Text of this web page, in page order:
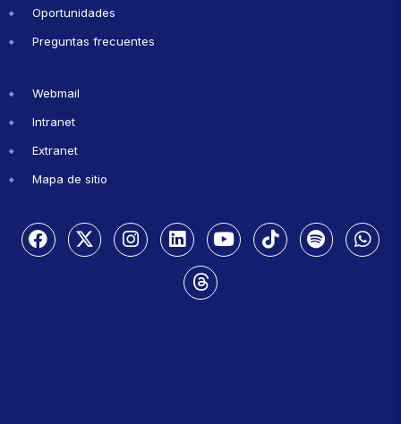
Oportunidades
Preguntas frecuentes
Webmail
Intranet
Extranet
Mapa de sitio